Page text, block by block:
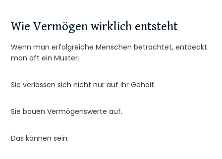
Wie Vermögen wirklich entsteht
Wenn man erfolgreiche Menschen betrachtet, entdeckt
man oft ein Muster.
Sie verlassen sich nicht nur auf ihr Gehalt.
Sie bauen Vermögenswerte auf.
Das können sein: